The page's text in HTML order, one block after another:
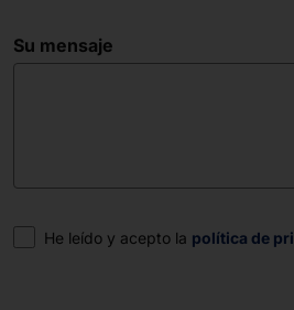
Su mensaje
Consentimiento
He leído y acepto la política de